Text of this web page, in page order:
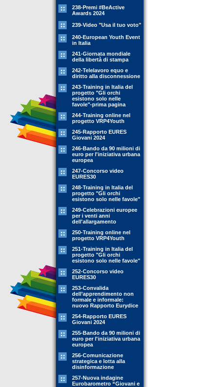
238-Premi #BeActive
Awards 2024
239-Video "Usa il tuo voto"
240-European Youth Event
in Italia
241-Giornata mondiale
della libertà di stampa
242-Telelavoro equo e
diritto alla disconnessione
243-Training in Italia del
progetto "Gli orchi
esistono solo nelle
favole"-prima pagina
244-Training online nel
progetto VRP4Youth
245-Rapporto EURES
Giovani 2024
246-Bando da 90 milioni di
euro per l'iniziativa urbana
europea
247-Concorso video
EURES30
248-Training in Italia del
progetto "Gli orchi
esistono solo nelle favole"
249-Celebrazioni europee
per i venti anni
dell'allargamento
250-Training online nel
progetto VRP4Youth
251-Training in Italia del
progetto "Gli orchi
esistono solo nelle favole"
252-Concorso video
EURES30
253-Convalida
dell’apprendimento non
formale e informale:
nuovo Rapporto Eurydice
254-Rapporto EURES
Giovani 2024
255-Bando da 90 milioni di
euro per l'iniziativa urbana
europea
256-Comunicazione
strategica e lotta alla
disinformazione
257-Nuova indagine
Eurobarometro “Giovani e